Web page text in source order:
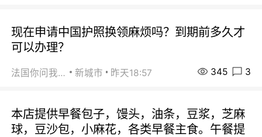
现在申请中国护照换领麻烦吗？到期前多久才
可以办理？
法国你问我答 新城市 昨天18:57 345 3
本店提供早餐包子，馒头，油条，豆浆，芝麻
球，豆沙包，小麻花，各类早餐主食。午餐提